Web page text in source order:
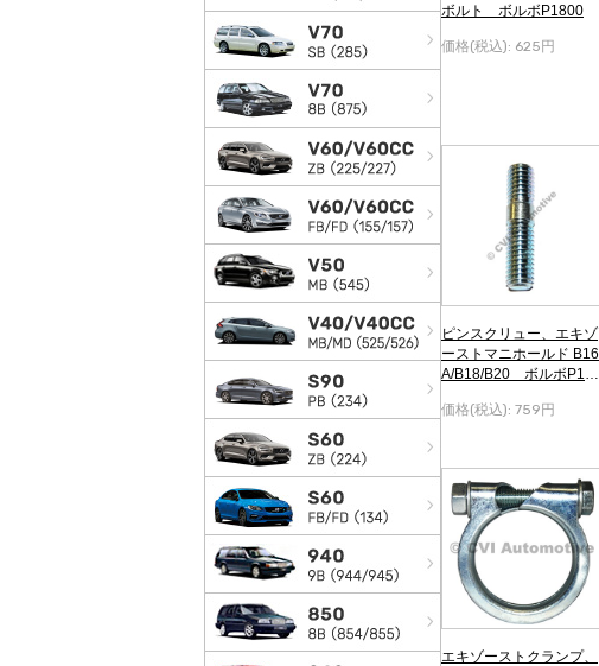
ボルト ボルボP1800
価格(税込): 625円
ピンスクリュー、エキゾ
ーストマニホールド B16
A/B18/B20 ボルボP180
価格(税込): 759円
エキゾーストクランプ、